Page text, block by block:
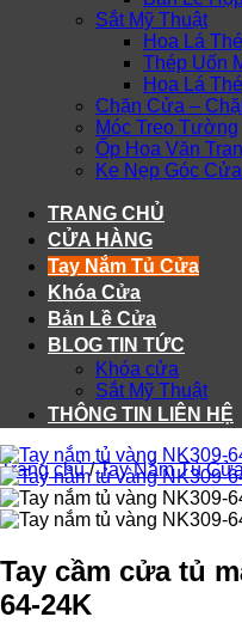
Sắt Mỹ Thuật
Hoa Lá
Thép Uốn
Hoa Lá
Chặn Cửa –
Móc Treo Tường
Ốp Hoa Văn
Ke Nẹp Góc
TRANG CHỦ
CỬA HÀNG
Tay Nắm Tủ Cửa
Khóa Cửa
Bản Lề Cửa
BLOG TIN TỨC
Khóa cửa
Sắt Mỹ Thuật
THÔNG TIN LIÊN HỆ
Trang chủ / Tay Nắm Tủ
Tay cầm cửa tủ
64-24K